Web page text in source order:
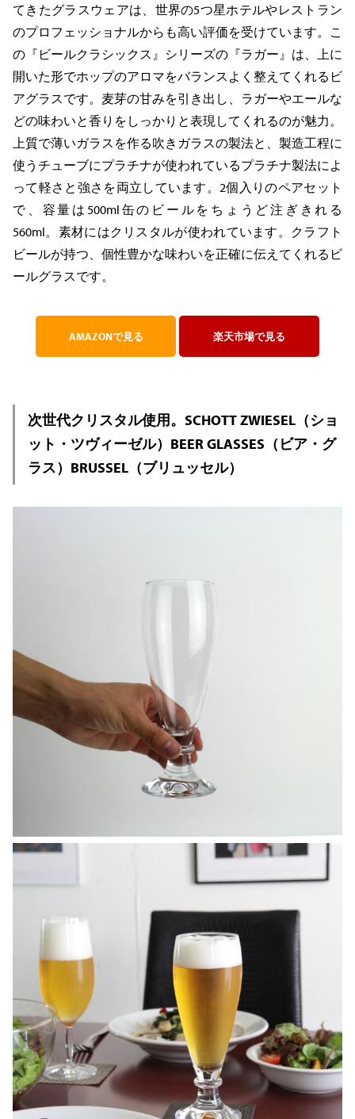
てきたグラスウェアは、世界の5つ星ホテルやレストラン
のプロフェッショナルからも高い評価を受けています。こ
の『ビールクラシックス』シリーズの『ラガー』は、上に
開いた形でホップのアロマをバランスよく整えてくれるビ
アグラスです。麦芽の甘みを引き出し、ラガーやエールな
どの味わいと香りをしっかりと表現してくれるのが魅力。
上質で薄いガラスを作る吹きガラスの製法と、製造工程に
使うチューブにプラチナが使われているプラチナ製法によ
って軽さと強さを両立しています。2個入りのペアセット
で、容量は500ml缶のビールをちょうど注ぎきれる
560ml。素材にはクリスタルが使われています。クラフト
ビールが持つ、個性豊かな味わいを正確に伝えてくれるビ
ールグラスです。
AMAZONで見る 楽天市場で見る
次世代クリスタル使用。SCHOTT ZWIESEL（ショ
ット・ツヴィーゼル）BEER GLASSES（ビア・グ
ラス）BRUSSEL（ブリュッセル）